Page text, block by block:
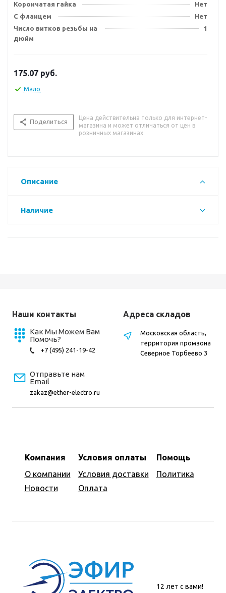
Корончатая гайка
Нет
С фланцем
Нет
Число витков резьбы на
дюйм
1
175.07 руб.
Мало
Поделиться
Цена действительна только для интернет-
магазина и может отличаться от цен в
розничных магазинах
Описание
Наличие
Наши контакты
Как Мы Можем Вам
Помочь?
+7 (495) 241-19-42
Отправьте нам
Email
zakaz@ether-electro.ru
Компания
О компании
Новости
Условия оплаты
Условия доставки
Оплата
Помощь
Политика
Адреса складов
Московская область,
территория промзона
Северное Торбеево 3
12 лет с вами!